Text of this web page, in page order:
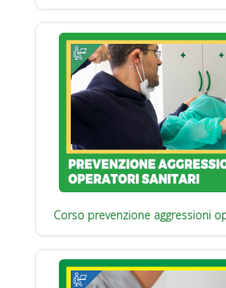
Corso prevenzione aggressioni